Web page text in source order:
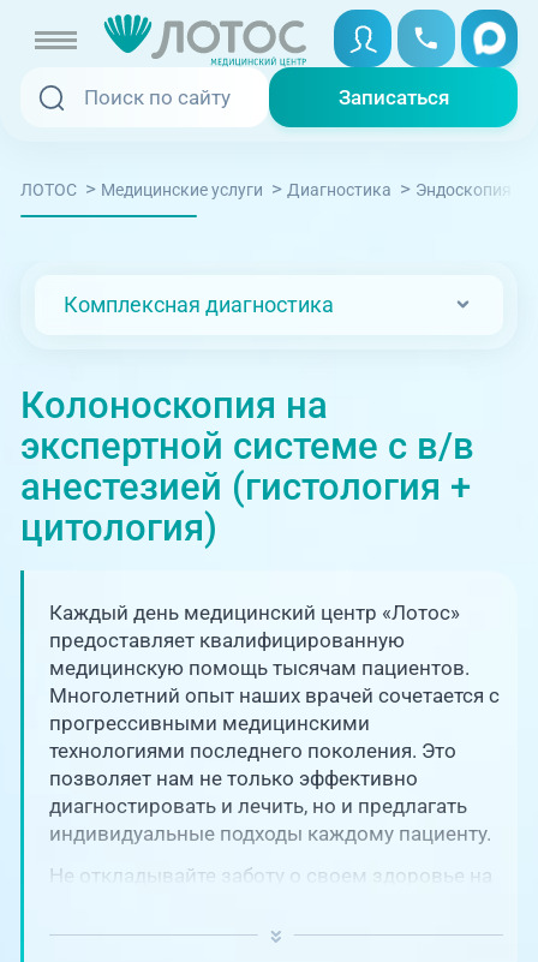
Записаться
Записаться
Услуги и цены
Отзывы
Адреса клиник
Блог врачей
Новости
Пациентам
PreventAGE
Записаться онлайн
Вызвать скорую
Медицина на дому
Телемедицина
+7 (351) 220-00-03
Единая справочная служба,
+7 (351) 220-03-03
Центр амбулаторной
онкологической помощи
+7 (7142) 927-003
Справочный телефон для
жителей Казахстана
ЛОТОС > Медицинские услуги > Диагностика > Эндоскопия
Комплексная диагностика
Колоноскопия на
экспертной системе с в/в
анестезией (гистология +
цитология)
Каждый день медицинский центр «Лотос»
предоставляет квалифицированную
медицинскую помощь тысячам пациентов.
Многолетний опыт наших врачей сочетается с
прогрессивными медицинскими
технологиями последнего поколения. Это
позволяет нам не только эффективно
диагностировать и лечить, но и предлагать
индивидуальные подходы каждому пациенту.
Не откладывайте заботу о своем здоровье на
ключевую роль в поддержании вашего